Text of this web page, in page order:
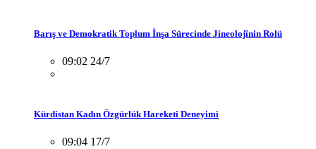
Barış ve Demokratik Toplum İnşa Sürecinde Jineolojînin Rolü
09:02 24/7
Kürdistan Kadın Özgürlük Hareketi Deneyimi
09:04 17/7